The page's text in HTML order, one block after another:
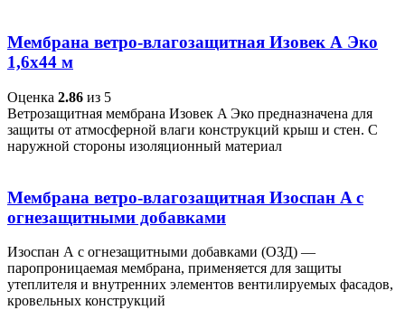
Мембрана ветро-влагозащитная Изовек А Эко
1,6х44 м
Оценка 2.86 из 5
Ветрозащитная мембрана Изовек A Эко предназначена для
защиты от атмосферной влаги конструкций крыш и стен. С
наружной стороны изоляционный материал
Мембрана ветро-влагозащитная Изоспан A с
огнезащитными добавками
Изоспан А с огнезащитными добавками (ОЗД) —
паропроницаемая мембрана, применяется для защиты
утеплителя и внутренних элементов вентилируемых фасадов,
кровельных конструкций